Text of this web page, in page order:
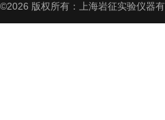
©2026 版权所有：上海岩征实验仪器